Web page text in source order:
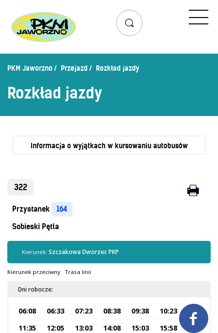

Przejazd
Lista przystanków
Zaplanuj podróż – wyszukiwarka połączeń
Mapa przystanków i połączeń
Schemat linii nocnych
Bilety
Sprzedaż biletów u kierowców
Jaworznicka Karta Miejska
Open Payment System
PKM Jaworzno Przejazd Rozkład jazdy
Rozkład jazdy
Informacja o wyjątkach w kursowaniu autobusów
322
Przystanek 164
Sobieski Pętla
Kierunek: Szczakowa Dworzec PKP
Kierunek przeciwny Trasa linii
Dni robocze:
06:08 06:33 07:23 08:38 09:38
10:23
11:35
12:05 13:03 14:08 15:03
15:58